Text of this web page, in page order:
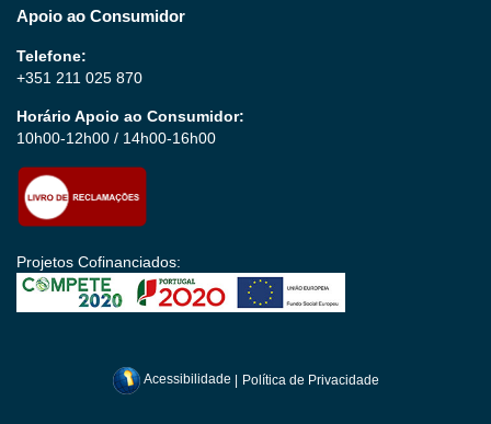
Apoio ao Consumidor
Telefone:
+351 211 025 870
Horário Apoio ao Consumidor:
10h00-12h00 / 14h00-16h00
Projetos Cofinanciados:
Acessibilidade | Política de Privacidade